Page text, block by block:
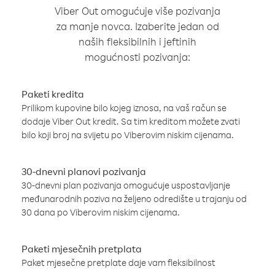
Viber Out omogućuje više pozivanja
za manje novca. Izaberite jedan od
naših fleksibilnih i jeftinih
mogućnosti pozivanja:
Paketi kredita
Prilikom kupovine bilo kojeg iznosa, na vaš račun se
dodaje Viber Out kredit. Sa tim kreditom možete zvati
bilo koji broj na svijetu po Viberovim niskim cijenama.
30-dnevni planovi pozivanja
30-dnevni plan pozivanja omogućuje uspostavljanje
međunarodnih poziva na željeno odredište u trajanju od
30 dana po Viberovim niskim cijenama.
Paketi mjesečnih pretplata
Paket mjesečne pretplate daje vam fleksibilnost